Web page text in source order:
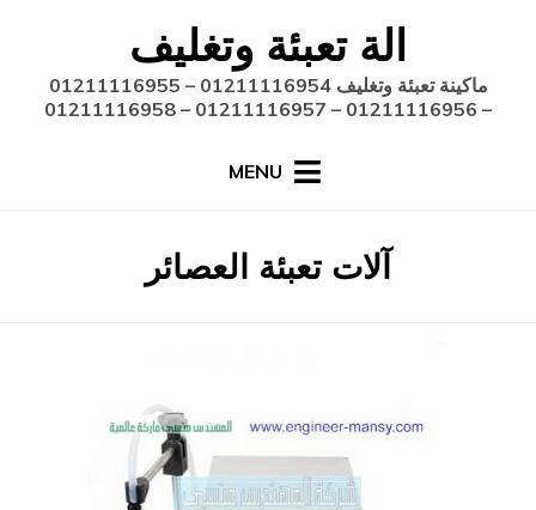
content
الة تعبئة وتغليف
ماكينة تعبئة وتغليف 01211116954 – 01211116955
– 01211116956 – 01211116957 – 01211116958
MENU
الوسم
:
آلات تعبئة العصائر